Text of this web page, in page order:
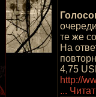
те же
На
4,75
http://
...